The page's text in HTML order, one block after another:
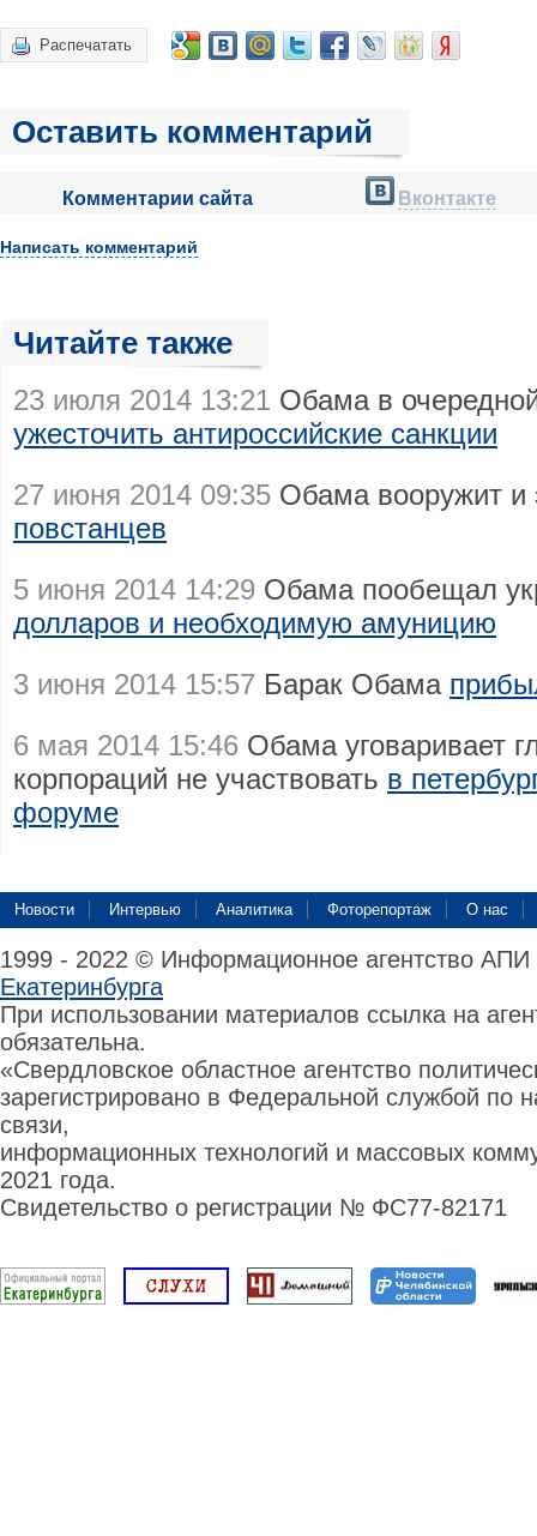
Распечатать
Оставить комментарий
Комментарии сайта Вконтакте
Написать комментарий
Читайте также
23 июля 2014 13:21 Обама в
ужесточить антироссийские санкции
27 июня 2014 09:35 Обама вооружит и
повстанцев
5 июня 2014 14:29 Обама пообещал
долларов и необходимую амуницию
3 июня 2014 15:57 Барак Обама
6 мая 2014 15:46 Обама уговаривает
корпораций не участвовать в
форуме
Новости Интервью Аналитика Фоторепортаж О нас
1999 - 2022 © Информационное агентство
Екатеринбурга
При использовании материалов ссылка на
обязательна.
«Свердловское областное агентство
зарегистрировано в Федеральной службой по
связи,
информационных технологий и массовых
2021 года.
Свидетельство о регистрации № ФС77-82171